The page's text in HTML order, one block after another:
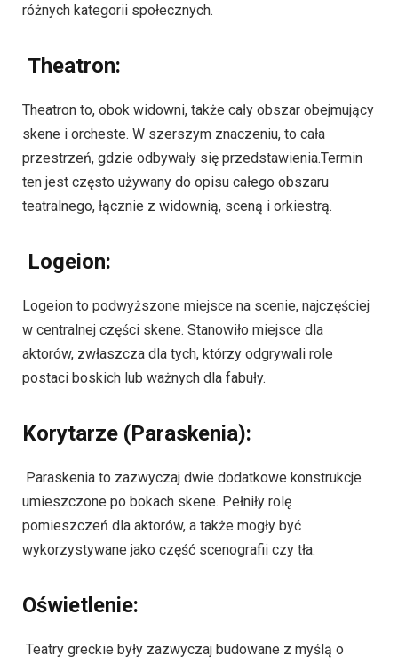
różnych kategorii społecznych.
Theatron:
Theatron to, obok widowni, także cały obszar obejmujący
skene i orcheste. W szerszym znaczeniu, to cała
przestrzeń, gdzie odbywały się przedstawienia.Termin
ten jest często używany do opisu całego obszaru
teatralnego, łącznie z widownią, sceną i orkiestrą.
Logeion:
Logeion to podwyższone miejsce na scenie, najczęściej
w centralnej części skene. Stanowiło miejsce dla
aktorów, zwłaszcza dla tych, którzy odgrywali role
postaci boskich lub ważnych dla fabuły.
Korytarze (Paraskenia):
Paraskenia to zazwyczaj dwie dodatkowe konstrukcje
umieszczone po bokach skene. Pełniły rolę
pomieszczeń dla aktorów, a także mogły być
wykorzystywane jako część scenografii czy tła.
Oświetlenie:
Teatry greckie były zazwyczaj budowane z myślą o